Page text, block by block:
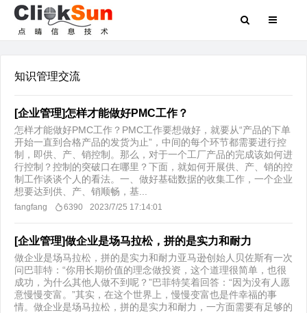
知识管理交流
[企业管理]怎样才能做好PMC工作？
怎样才能做好PMC工作？PMC工作要想做好，就要从“产品的下单
开始一直到合格产品的发货为止”，中间的每个环节都需要进行控
制，即供、产、销控制。那么，对于一个工厂产品的完成该如何进
行控制？控制的突破口在哪里？下面，就如何开展供、产、销的控
制工作谈谈个人的看法。一、做好基础数据的收集工作，一个企业
想要达到供、产、销顺畅，基...
fangfang 6390 2023/7/25 17:14:01
[企业管理]做企业是场马拉松，拼的是实力和耐力
做企业是场马拉松，拼的是实力和耐力亚马逊创始人贝佐斯有一次
问巴菲特：“你用长期价值的理念做投资，这个道理很简单，也很
成功，为什么其他人做不到呢？”巴菲特笑着回答：“因为没有人愿
意慢慢变富。”其实，在这个世界上，慢慢变富也是件幸福的事
情。做企业是场马拉松，拼的是实力和耐力，一方面需要有足够的